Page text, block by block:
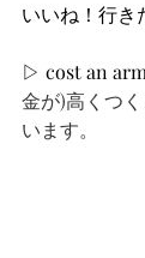
いいね！行き
▷ cost an
金が)高くつ
います。